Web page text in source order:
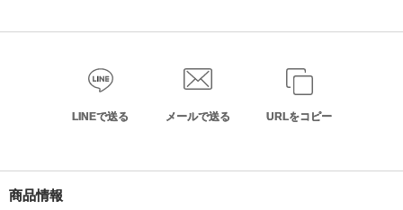
LINEで送る メールで送る URLをコピー
商品情報